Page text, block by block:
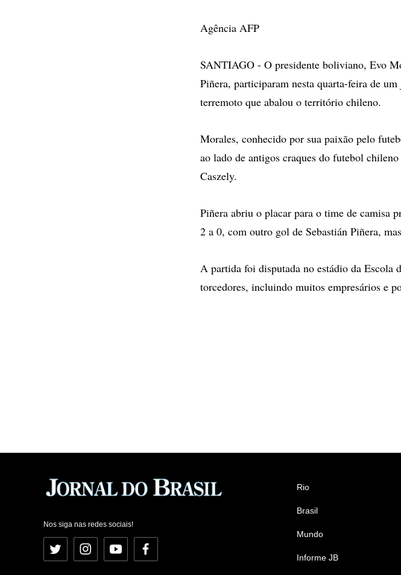
Agência AFP
SANTIAGO - O presidente boliviano, Evo
Piñera, participaram nesta quarta-feira de
terremoto que abalou o território chileno.
Morales, conhecido por sua paixão pelo
ao lado de antigos craques do futebol
Caszely.
Piñera abriu o placar para o time de camisa
2 a 0, com outro gol de Sebastián Piñera,
A partida foi disputada no estádio da Escola
torcedores, incluindo muitos empresários e
Nos siga nas redes sociais!
Twitter InstagramYouTubeFacebook
Rio
Brasil
Mundo
Informe JB